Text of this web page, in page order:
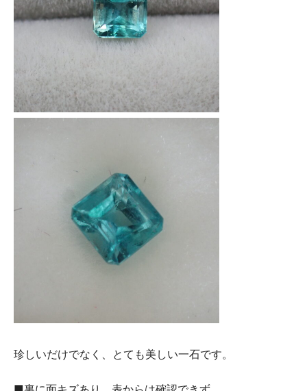
珍しいだけでなく、とても美しい一石です。